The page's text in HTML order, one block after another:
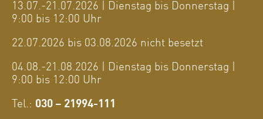
13.07.-21.07.2026 | Dienstag bis Donnerstag |
9:00 bis 12:00 Uhr
22.07.2026 bis 03.08.2026 nicht besetzt
04.08.-21.08.2026 | Dienstag bis Donnerstag |
9:00 bis 12:00 Uhr
Tel.: 030 – 21994-111